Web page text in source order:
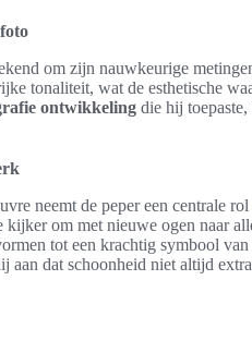
om zijn nauwkeurige
tonaliteit, wat de esthetische
ontwikkeling die hij
neemt de peper een centrale
kijker om met nieuwe ogen naar
tot een krachtig symbool
aan dat schoonheid niet altijd